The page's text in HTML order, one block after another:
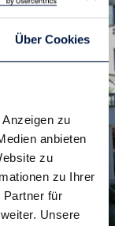
Über Cookies
zu
anbieten
zu
zu Ihrer
Partner für
Unsere
Ort